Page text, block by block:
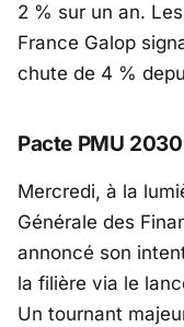
2 % sur un an.
France Galop
chute de 4 %
Pacte PMU
Mercredi, à la
Générale des
annoncé son
la filière via le
Un tournant